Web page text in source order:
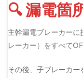
🔍 漏電箇
主幹漏電ブレーカー
レーカー）をすべて
その後、子ブレーカ